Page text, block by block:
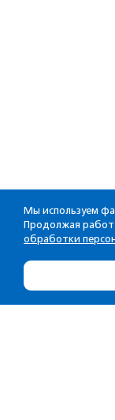
Мы используем
Продолжая
обработки